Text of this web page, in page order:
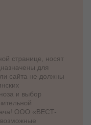
странице, носят
для
сайта не должны
и выбор
ООО «ВЕСТ-
возможные